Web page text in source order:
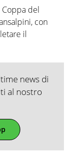
del
con
il
news di
al nostro